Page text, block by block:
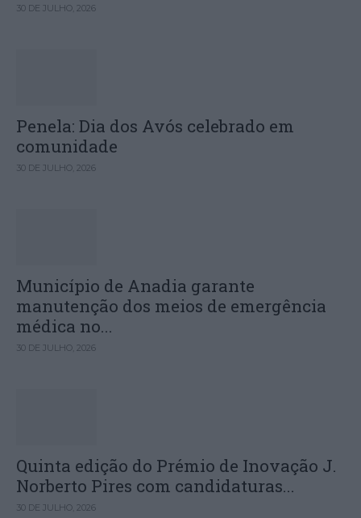
30 DE JULHO, 2026
Penela: Dia dos Avós celebrado em
comunidade
30 DE JULHO, 2026
Município de Anadia garante
manutenção dos meios de emergência
médica no...
30 DE JULHO, 2026
Quinta edição do Prémio de Inovação J.
Norberto Pires com candidaturas...
30 DE JULHO, 2026